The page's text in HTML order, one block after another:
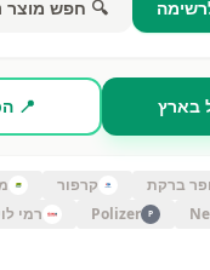
🔍 חפש מוצר
בארץ 📍
ברקת קרפור
P
Polizer
רמי